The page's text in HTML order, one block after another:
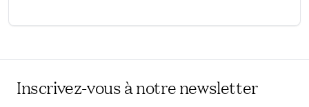
Inscrivez-vous à notre newsletter